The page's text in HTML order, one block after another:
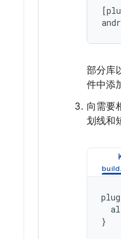
部分库
件中添
向需要
划线和
}